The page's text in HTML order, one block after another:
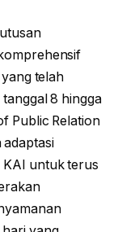
telah
8 hingga
Public Relation
adaptasi
KAI untuk terus